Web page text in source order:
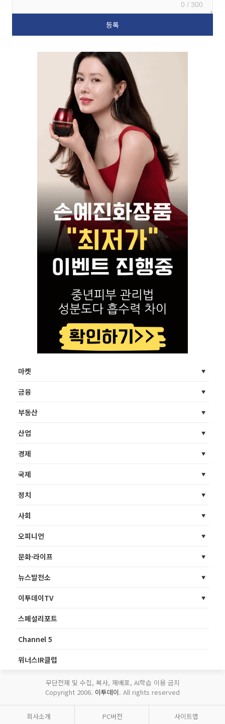
0 / 300
마켓
금융
부동산
산업
경제
국제
정치
사회
오피니언
문화·라이프
뉴스발전소
이투데이TV
스페셜리포트
Channel 5
위너스IR클럽
무단전재 및 수집, 복사, 재배포, AI학습 이용 금지
Copyright 2006. 이투데이. All rights reserved
회사소개 PC버전 사이트맵